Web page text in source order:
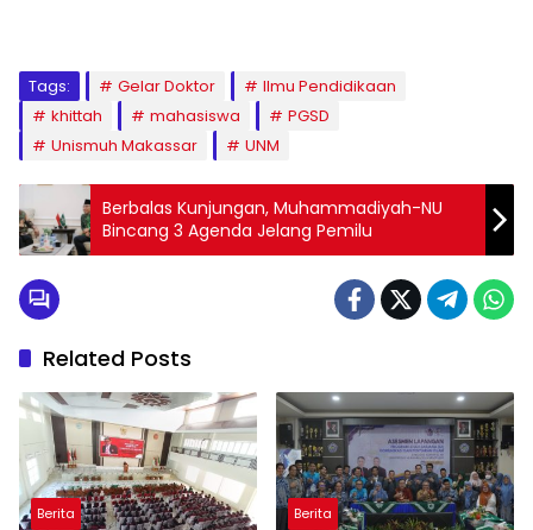
Tags: Gelar Doktor
Ilmu Pendidikaan
khittah
mahasiswa
PGSD
Unismuh Makassar
UNM
Berbalas Kunjungan, Muhammadiyah-NU
Bincang 3 Agenda Jelang Pemilu
Related Posts
Berita Berita